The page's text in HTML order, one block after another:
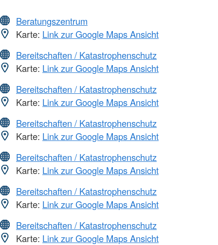
Beratungszentrum
Karte: Link zur Google Maps Ansicht
Bereitschaften / Katastrophenschutz
Karte: Link zur Google Maps Ansicht
Bereitschaften / Katastrophenschutz
Karte: Link zur Google Maps Ansicht
Bereitschaften / Katastrophenschutz
Karte: Link zur Google Maps Ansicht
Bereitschaften / Katastrophenschutz
Karte: Link zur Google Maps Ansicht
Bereitschaften / Katastrophenschutz
Karte: Link zur Google Maps Ansicht
Bereitschaften / Katastrophenschutz
Karte: Link zur Google Maps Ansicht